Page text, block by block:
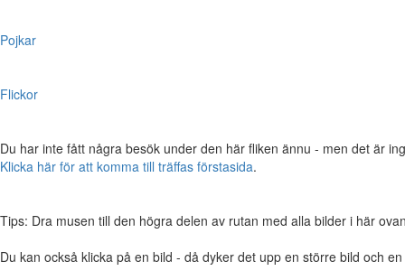
Pojkar
Flickor
Du har inte fått några besök under den här fliken ännu - men det är
Klicka här för att komma till träffas förstasida.
Tips: Dra musen till den högra delen av rutan med alla bilder i här
Du kan också klicka på en bild - då dyker det upp en större bild och